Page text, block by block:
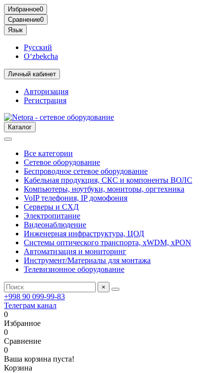
Избранное0
Сравнение0
Язык
Русский
O‘zbekcha
Личный кабинет
Авторизация
Регистрация
Каталог
Все категории
Сетевое оборудование
Беспроводное сетевое оборудование
Кабельная продукция, СКС и компоненты ВОЛС
Компьютеры, ноутбуки, мониторы, оргтехника
VoIP телефония, IP домофония
Серверы и СХД
Электропитание
Видеонаблюдение
Инженерная инфраструктура, ЦОД
Системы оптического транспорта, xWDM, xPON
Автоматизация и мониторинг
Инструмент/Материалы для монтажа
Телевизионное оборудование
×
+998 90 099-99-83
Телеграм канал
0
Избранное
0
Сравнение
0
Ваша корзина пуста!
Корзина